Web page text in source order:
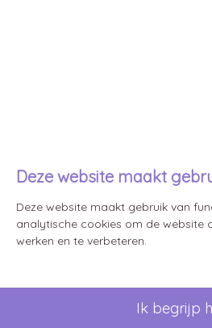
Deze website maakt
Deze website maakt gebruik van
analytische cookies om de website
werken en te verbeteren.
Ik begrijp